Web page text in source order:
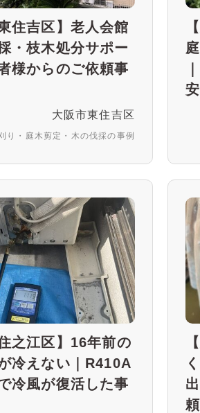
住吉区】老人会館
・枝木処分サポー
様からのご依頼事
大阪市東住吉区
り・庭木剪定・木の伐採の事例
之江区】16年前の
冷えない｜R410A
冷風が復活した事